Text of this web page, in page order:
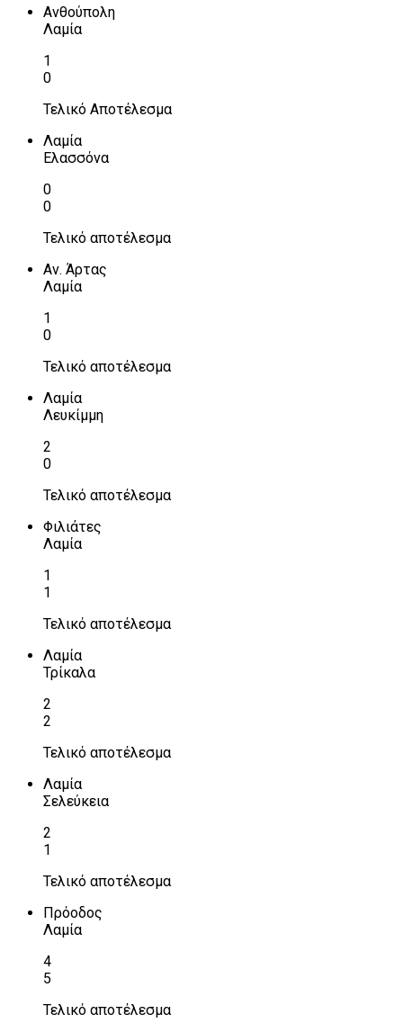
Ανθούπολη
Λαμία
1
0
Τελικό Αποτέλεσμα
Λαμία
Ελασσόνα
0
0
Τελικό αποτέλεσμα
Αν. Άρτας
Λαμία
1
0
Τελικό αποτέλεσμα
Λαμία
Λευκίμμη
2
0
Τελικό αποτέλεσμα
Φιλιάτες
Λαμία
1
1
Τελικό αποτέλεσμα
Λαμία
Τρίκαλα
2
2
Τελικό αποτέλεσμα
Λαμία
Σελεύκεια
2
1
Τελικό αποτέλεσμα
Πρόοδος
Λαμία
4
5
Τελικό αποτέλεσμα